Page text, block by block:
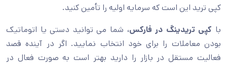
کپی ترید این است که سرمایه اولیه را تأمین کنید.
با کپی تریدینگ در فارکس، شما می توانید دستی یا اتوماتیک
بودن معاملات را برای خود انتخاب نمایید. اگر در آینده قصد
فعالیت مستقل در بازار را دارید بهتر است به صورت فعال در